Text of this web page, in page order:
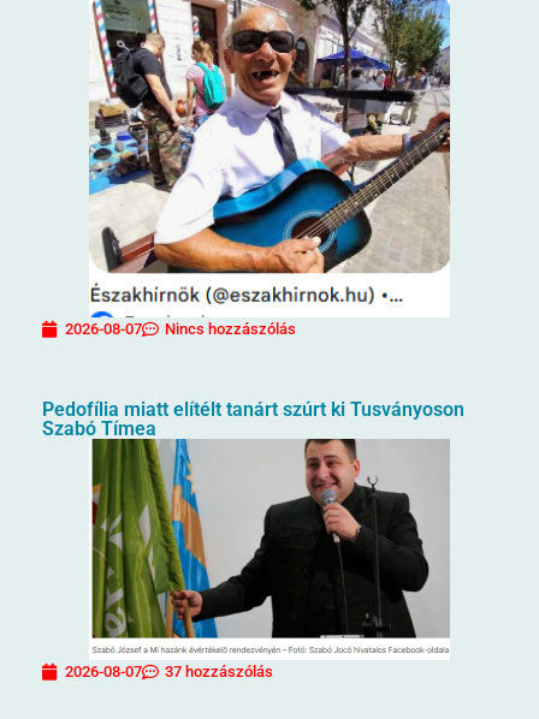
2026-08-07 Nincs hozzászólás
Pedofília miatt elítélt tanárt szúrt ki Tusványoson
Szabó Tímea
2026-08-07 37 hozzászólás